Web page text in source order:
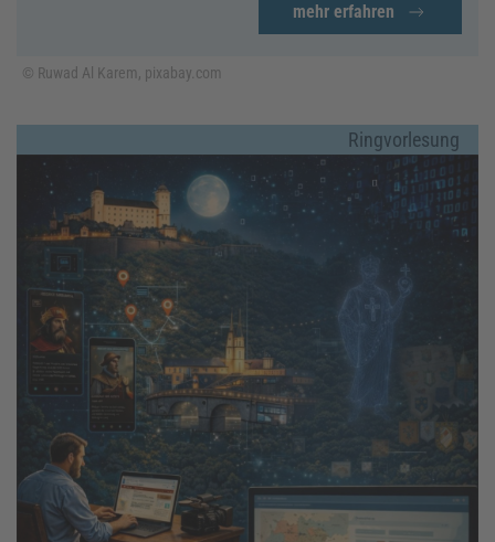
mehr erfahren
© Ruwad Al Karem, pixabay.com
Ringvorlesung